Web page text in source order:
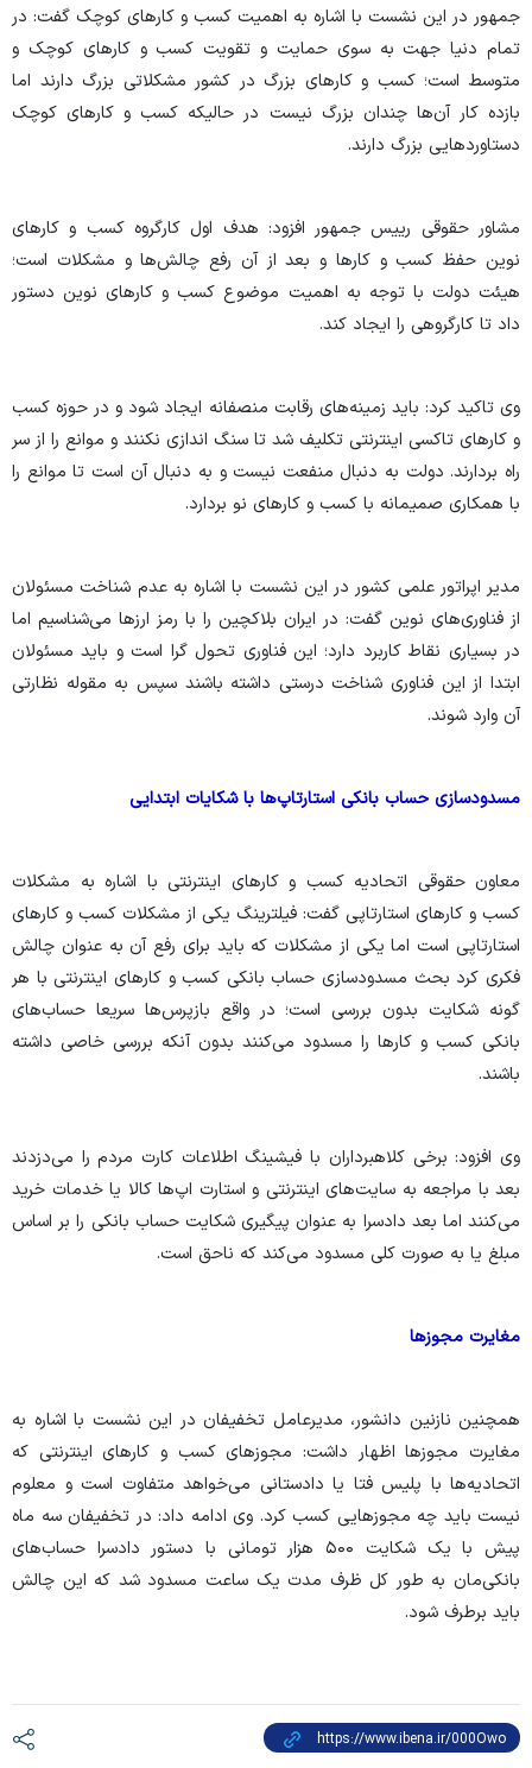
جمهور در این نشست با اشاره به اهمیت کسب و کارهای کوچک گفت: در
تمام دنیا جهت به سوی حمایت و تقویت کسب و کارهای کوچک و
متوسط است؛ کسب و کارهای بزرگ در کشور مشکلاتی بزرگ دارند اما
بازده کار آن‌ها چندان بزرگ نیست در حالیکه کسب و کارهای کوچک
دستاوردهایی بزرگ دارند.
مشاور حقوقی رییس جمهور افزود: هدف اول کارگروه کسب و کارهای
نوین حفظ کسب و کارها و بعد از آن رفع چالش‌ها و مشکلات است؛
هیئت دولت با توجه به اهمیت موضوع کسب و کارهای نوین دستور
داد تا کارگروهی را ایجاد کند.
وی تاکید کرد: باید زمینه‌های رقابت منصفانه ایجاد شود و در حوزه کسب
و کارهای تاکسی اینترنتی تکلیف شد تا سنگ اندازی نکنند و موانع را از سر
راه بردارند. دولت به دنبال منفعت نیست و به دنبال آن است تا موانع را
با همکاری صمیمانه با کسب و کارهای نو بردارد.
مدیر اپراتور علمی کشور در این نشست با اشاره به عدم شناخت مسئولان
از فناوری‌های نوین گفت: در ایران بلاکچین را با رمز ارزها می‌شناسیم اما
در بسیاری نقاط کاربرد دارد؛ این فناوری تحول گرا است و باید مسئولان
ابتدا از این فناوری شناخت درستی داشته باشند سپس به مقوله نظارتی
آن وارد شوند.
مسدودسازی حساب بانکی استارتاپ‌ها با شکایات ابتدایی
معاون حقوقی اتحادیه کسب و کارهای اینترنتی با اشاره به مشکلات
کسب و کارهای استارتاپی گفت: فیلترینگ یکی از مشکلات کسب و کارهای
استارتاپی است اما یکی از مشکلات که باید برای رفع آن به عنوان چالش
فکری کرد بحث مسدودسازی حساب بانکی کسب و کارهای اینترنتی با هر
گونه شکایت بدون بررسی است؛ در واقع بازپرس‌ها سریعا حساب‌های
بانکی کسب و کارها را مسدود می‌کنند بدون آنکه بررسی خاصی داشته
باشند.
وی افزود: برخی کلاهبرداران با فیشینگ اطلاعات کارت مردم را می‌دزدند
بعد با مراجعه به سایت‌های اینترنتی و استارت اپ‌ها کالا یا خدمات خرید
می‌کنند اما بعد دادسرا به عنوان پیگیری شکایت حساب بانکی را بر اساس
مبلغ یا به صورت کلی مسدود می‌کند که ناحق است.
مغایرت مجوزها
همچنین نازنین دانشور، مدیرعامل تخفیفان در این نشست با اشاره به
مغایرت مجوزها اظهار داشت: مجوزهای کسب و کارهای اینترنتی که
اتحادیه‌ها با پلیس فتا یا دادستانی می‌خواهد متفاوت است و معلوم
نیست باید چه مجوزهایی کسب کرد. وی ادامه داد: در تخفیفان سه ماه
پیش با یک شکایت ۵۰۰ هزار تومانی با دستور دادسرا حساب‌های
بانکی‌مان به طور کل ظرف مدت یک ساعت مسدود شد که این چالش
باید برطرف شود.